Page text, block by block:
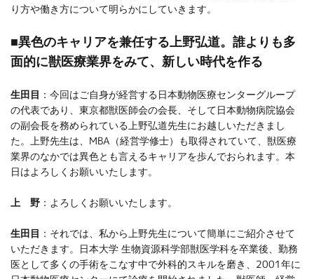
り方や働き方について明らかにしていきます。
■異色のキャリアを兼任する上野弘道。誰よりも多
面的に獣医療業界をみて、新しい時代を作る
生田目 ：今回はご自身が経営する日本動物医療センターグループ
の代表であり、東京都獣医師会の会長、そして日本動物病院協会
の副会長を務められている上野弘道先生にお越しいただきまし
た。上野先生は、MBA（経営学修士）も取得されていて、獣医療
業界のなかでは異色とも言えるキャリアを歩んでおられます。本
日はよろしくお願いいたします。
上 野 ：よろしくお願いいたします。
生田目 ：それでは、私から上野先生について簡単にご紹介させて
いただきます。日本大学 生物資源科学部獣医学科を卒業後、勤務
医として多くの手術をこなす中で外科的スキルを磨き、2001年に